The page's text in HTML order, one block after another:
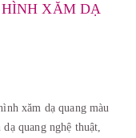
XĂM DẠ
xăm dạ quang màu
quang nghệ thuật,